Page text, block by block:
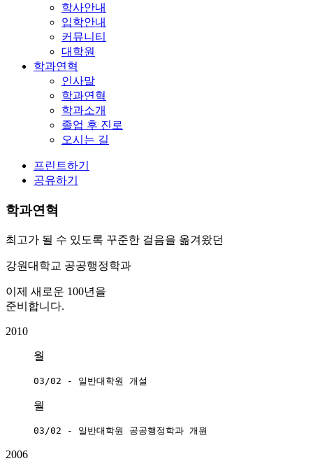
학사안내
입학안내
커뮤니티
대학원
학과연혁
인사말
학과연혁
학과소개
졸업 후 진로
오시는 길
프린트하기
공유하기
학과연혁
최고가 될 수 있도록 꾸준한 걸음을 옮겨왔던
강원대학교 공공행정학과
이제 새로운 100년을
준비합니다.
2010
월
03/02 - 일반대학원 개설
월
03/02 - 일반대학원 공공행정학과 개원
2006